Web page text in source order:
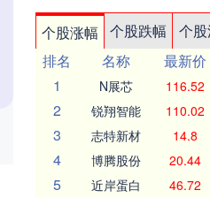
个股涨幅 个股跌幅 个
排名
名称 最新价
1
N展芯 116.52
2 锐翔智能 110.02
3 志特新材 14.8
4 博腾股份 20.44
5 近岸蛋白 46.72